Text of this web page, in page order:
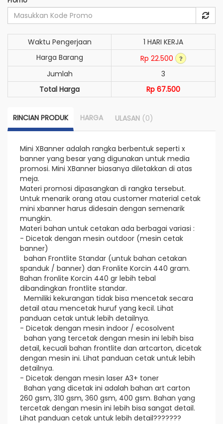
Waktu Pengerjaan
1 HARI KERJA
Harga Barang
Rp 22.500
Jumlah
3
Total Harga
Rp 67.500
RINCIAN PRODUK HARGA ULASAN (0)
Mini XBanner adalah rangka berbentuk seperti x
banner yang besar yang digunakan untuk media
promosi. Mini XBanner biasanya diletakkan di atas
meja.
Materi promosi dipasangkan di rangka tersebut.
Untuk menarik orang atau customer material cetak
mini xbanner harus didesain dengan semenarik
mungkin.
Materi bahan untuk cetakan ada berbagai variasi :
- Dicetak dengan mesin outdoor (mesin cetak
banner)
bahan Frontlite Standar (untuk bahan cetakan
spanduk / banner) dan Fronlite Korcin 440 gram.
Bahan fronlite Korcin 440 gr lebih tebal
dibandingkan frontlite standar.
Memiliki kekurangan tidak bisa mencetak secara
detail atau mencetak huruf yang kecil. Lihat
panduan cetak untuk lebih detailnya.
- Dicetak dengan mesin indoor / ecosolvent
bahan yang tercetak dengan mesin ini lebih bisa
detail, kecuali bahan frontlite dan artcarton, dicetak
dengan mesin ini. Lihat panduan cetak untuk lebih
detailnya.
- Dicetak dengan mesin laser A3+ toner
Bahan yang dicetak ini adalah bahan art carton
260 gsm, 310 gsm, 360 gsm, 400 gsm. Bahan yang
tercetak dengan mesin ini lebih bisa sangat detail.
Lihat panduan cetak untuk lebih detail???????